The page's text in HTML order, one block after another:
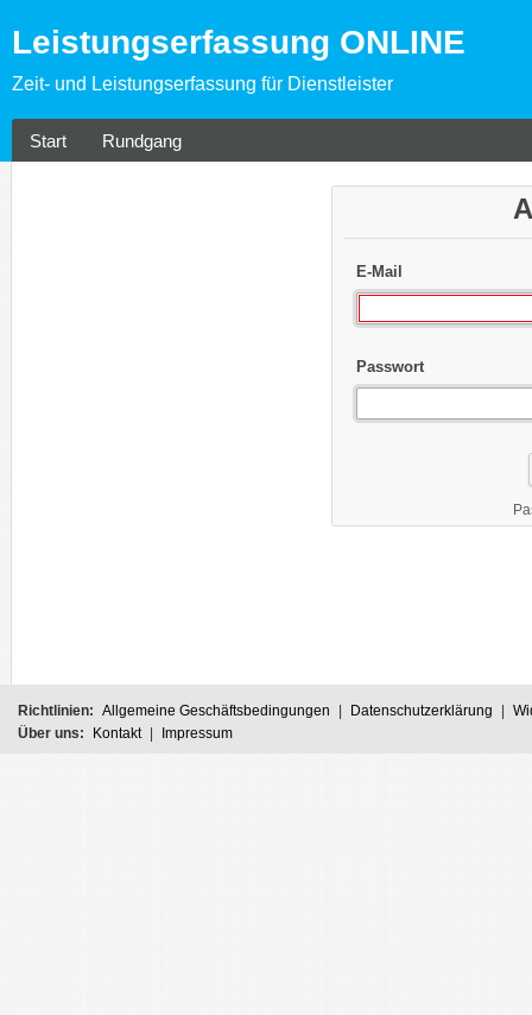
Leistungserfassung ONLINE
Zeit- und Leistungserfassung für Dienstleister
Start Rundgang
E-Mail
Passwort
Richtlinien: Allgemeine Geschäftsbedingungen Datenschutzerklärung
Über uns:
Kontakt Impressum